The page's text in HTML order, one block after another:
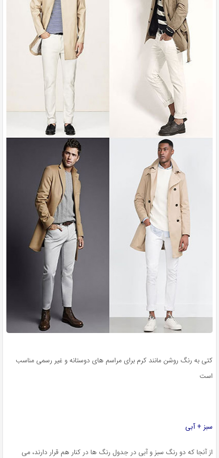
کتی به رنگ روشن مانند کرم برای مراسم های دوستانه و غیر رسمی مناسب
است
سبز + آبی
از آنجا که دو رنگ سبز و آبی در جدول رنگ ها در کنار هم قرار دارند، می